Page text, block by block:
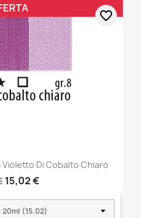
Violetto Di Cobalto Chiaro
15,02 €
favorite_border